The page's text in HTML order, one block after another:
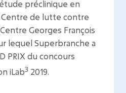
préclinique en
de lutte contre
Georges François
lequel Superbranche a
PRIX du concours
iLab3 2019.